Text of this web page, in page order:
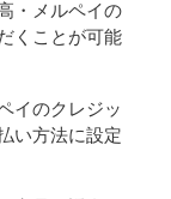
・メルペイの
くことが可能
イのクレジッ
い方法に設定